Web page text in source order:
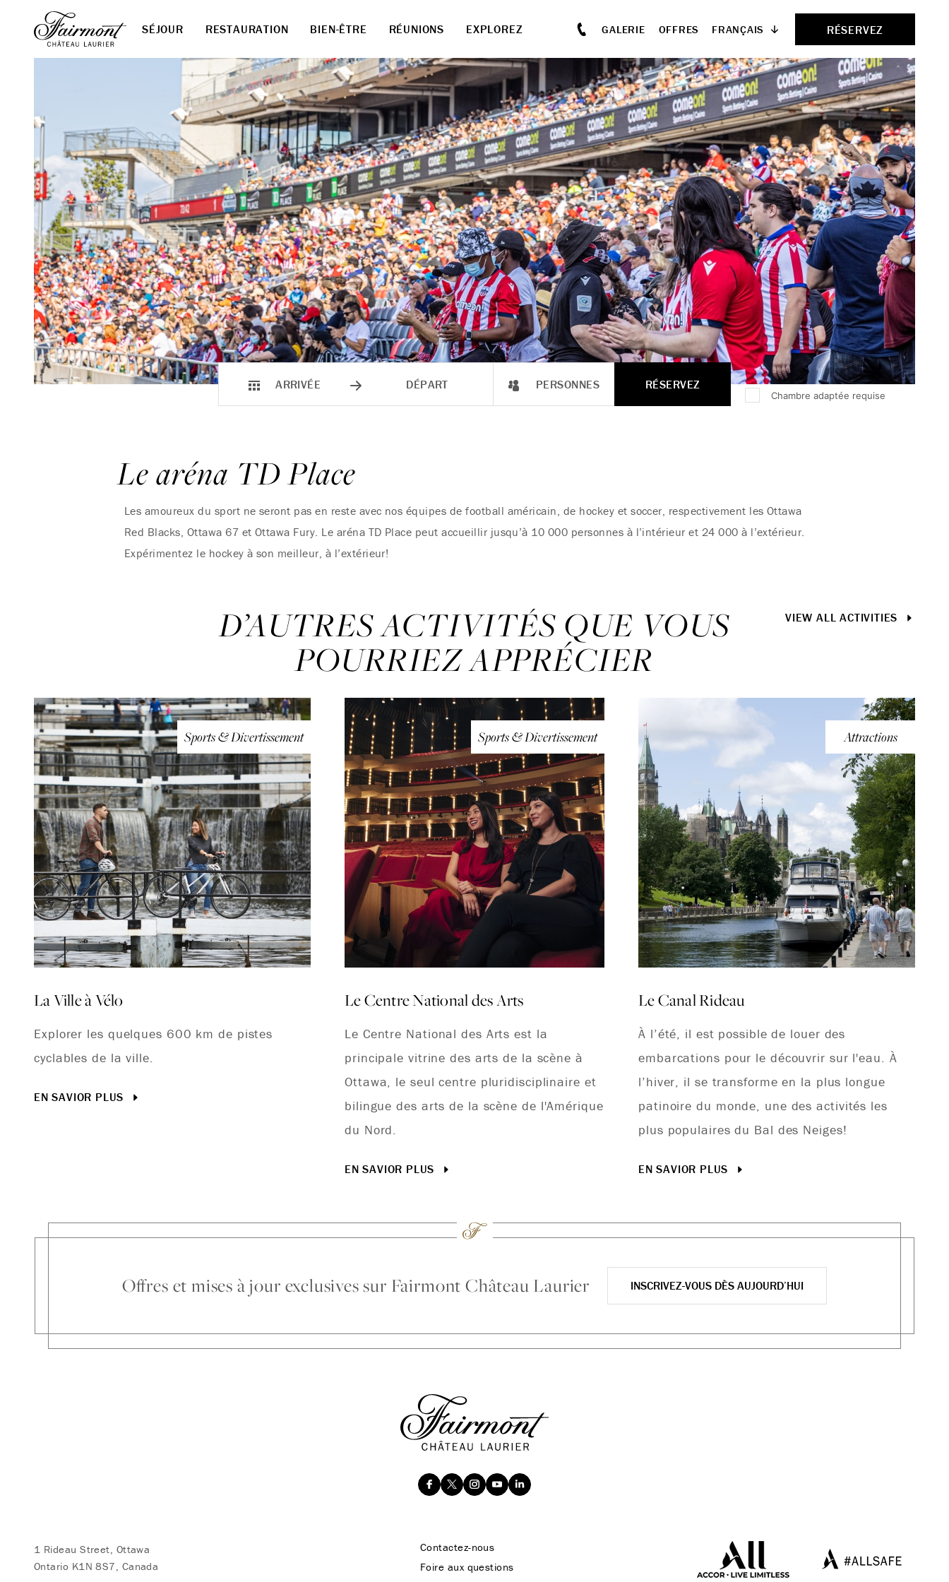
Skip to main content
SÉJOUR RESTAURATION BIEN-ÊTRE RÉUNIONS EXPLOREZ GALERIE OFFRES FRANÇAIS RÉSERVEZ
ARRIVÉE DÉPART PERSONNES
Chambre adaptée requise
RÉSERVEZ
Le aréna TD Place
Les amoureux du sport ne seront pas en reste avec nos équipes de football américain, de hockey et soccer, respectivement les Ottawa
Red Blacks, Ottawa 67 et Ottawa Fury. Le aréna TD Place peut accueillir jusqu’à 10 000 personnes à l’intérieur et 24 000 à l’extérieur.
Expérimentez le hockey à son meilleur, à l’extérieur!
D’AUTRES ACTIVITÉS QUE VOUS
POURRIEZ APPRÉCIER
VIEW ALL ACTIVITIES
Sports & Divertissement
La Ville à Vélo
Explorer les quelques 600 km de pistes
cyclables de la ville.
EN SAVIOR PLUS
Sports & Divertissement
Le Centre National des Arts
Le Centre National des Arts est la
principale vitrine des arts de la scène à
Ottawa, le seul centre pluridisciplinaire et
bilingue des arts de la scène de l'Amérique
du Nord.
EN SAVIOR PLUS
Attractions
Le Canal Rideau
À l’été, il est possible de louer des
embarcations pour le découvrir sur l'eau. À
l’hiver, il se transforme en la plus longue
patinoire du monde, une des activités les
plus populaires du Bal des Neiges!
EN SAVIOR PLUS
Offres et mises à jour exclusives sur Fairmont Château Laurier INSCRIVEZ-VOUS DÈS AUJOURD’HUI
1 Rideau Street, Ottawa
Ontario K1N 8S7, Canada
Contactez-nous
Foire aux questions